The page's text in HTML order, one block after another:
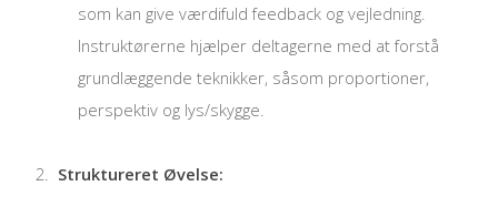
som kan give værdifuld feedback og vejledning.
Instruktørerne hjælper deltagerne med at forstå
grundlæggende teknikker, såsom proportioner,
perspektiv og lys/skygge.
Struktureret Øvelse: